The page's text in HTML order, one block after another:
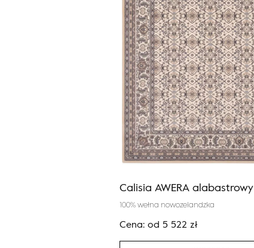
Calisia AWERA alabastrowy
100% wełna nowozelandzka
Cena: od 5 522 zł